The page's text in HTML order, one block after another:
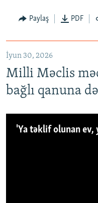
Paylaş PDF
İyun 30, 2026
Milli Məclis
bağlı qanuna